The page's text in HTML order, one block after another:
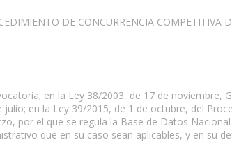
DE CONCURRENCIA COMPETITIVA
en la Ley 38/2003, de 17 de noviembre,
en la Ley 39/2015, de 1 de octubre, del
por el que se regula la Base de Datos
que en su caso sean aplicables, y en su